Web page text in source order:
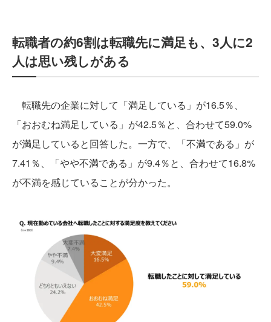
転職者の約6割は転職先に満足も、3人に2
人は思い残しがある
転職先の企業に対して「満足している」が16.5％、
「おおむね満足している」が42.5％と、合わせて59.0%
が満足していると回答した。一方で、「不満である」が
7.41％、「やや不満である」が9.4％と、合わせて16.8%
が不満を感じていることが分かった。